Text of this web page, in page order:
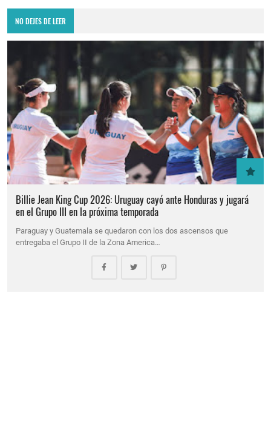
NO DEJES DE LEER
Billie Jean King Cup 2026: Uruguay cayó ante Honduras y jugará
en el Grupo III en la próxima temporada
Paraguay y Guatemala se quedaron con los dos ascensos que
entregaba el Grupo II de la Zona America…